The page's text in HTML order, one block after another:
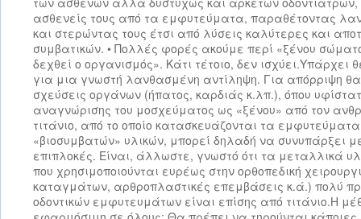
ασθενείς τους από τα εμφυτεύματα, παραθέτοντας
και στερώντας τους έτσι από λύσεις καλύτερες και
συμβατικών. • Πολλές φορές ακούμε περί «ξένου
δεχθεί ο οργανισμός». Κάτι τέτοιο, δεν ισχύει.Υπάρχει
για μια γνωστή λανθασμένη αντίληψη. Για απόρριψη
σχεύσεις οργάνων (ήπατος, καρ­διάς κ.λπ.), όπου
αναγνώρισης του μοσχεύματος ως «ξένου» από τον
τιτάνιο, από το οποίο κατασκευάζονται τα
«βιοσυμβατών» υλικών, μπορεί δηλαδή να συνυπάρξει
επιπλοκές. Είναι, άλλωστε, γνωστό ότι τα μεταλλικά
που χρησιμοποιούνται ευρέως στην ορθοπεδική
καταγμάτων, αρθροπλαστικές επεμβάσεις κ.ά.) πολύ
οδοντικών εμφυτευμάτων είναι επίσης από τιτάνιο.Η